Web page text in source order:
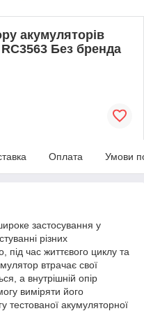
акумуляторів
Без бренда
Оплата Умови
застосування у
різних
під час життєвого циклу та
втрачає свої
а внутрішній опір
виміряти його
тестованої акумуляторної